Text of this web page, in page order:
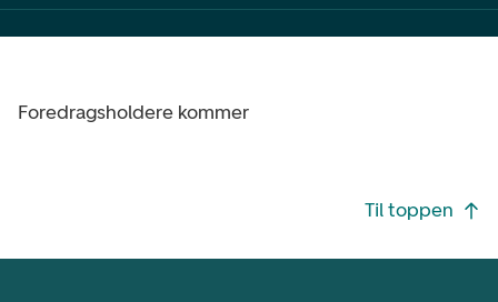
Foredragsholdere kommer
Til toppen